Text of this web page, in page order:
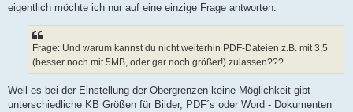
e
s
t
a
eigentlich möchte ich nur auf eine einzige Frage antworten.
Frage: Und warum kannst du nicht weiterhin PDF-Dateien z.B. mit 3,5
(besser noch mit 5MB, oder gar noch größer!) zulassen???
Weil es bei der Einstellung der Obergrenzen keine Möglichkeit gibt
unterschiedliche KB Größen für Bilder, PDF´s oder Word - Dokumenten